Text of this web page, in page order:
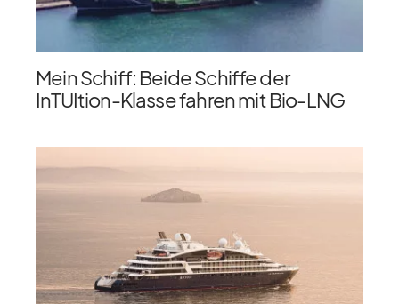
Mein Schiff: Beide Schiffe der
InTUItion-Klasse fahren mit Bio-LNG